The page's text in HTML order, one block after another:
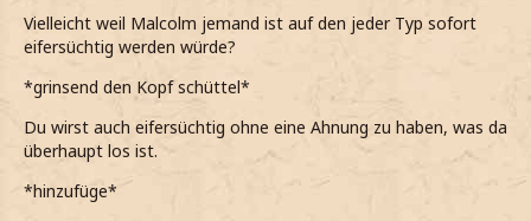
nichts damit zu tun hat*
*das Gerücht herumging, dass es irgendwelche Schüler
waren, die sich einen Scherz erlaubt haben*
*Graham außerdem bereits seit einigen Semestern VgddK
studiert, sodass nicht denke, dass er sowas tun würde*
Ts! Als ob ich es ihm so leicht machen würde. Und eine
Vielleicht weil Malcolm jemand ist auf den jeder Typ sofort
eifersüchtig werden würde?
*grinsend den Kopf schüttel*
Du wirst auch eifersüchtig ohne eine Ahnung zu haben, was da
überhaupt los ist.
*hinzufüge*